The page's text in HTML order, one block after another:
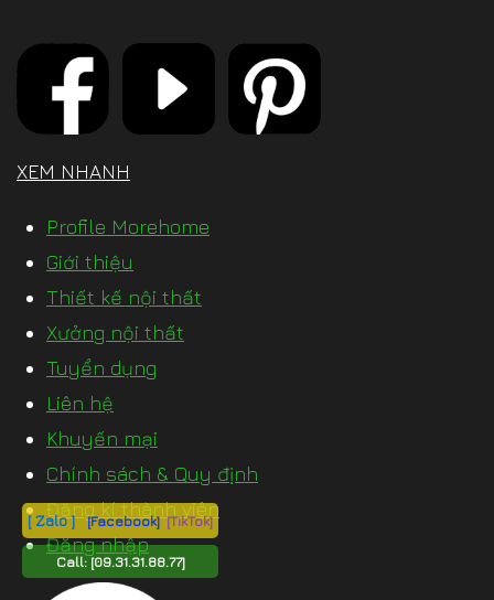
[ Zalo ] [Facebook] [TikTok]
Call:[09.31.31.88.77]
XEM NHANH
Profile Morehome
Giới thiệu
Thiết kế nội thất
Xưởng nội thất
Tuyển dụng
Liên hệ
Khuyến mại
Chính sách & Quy định
Đăng kí thành viên
Đăng nhập